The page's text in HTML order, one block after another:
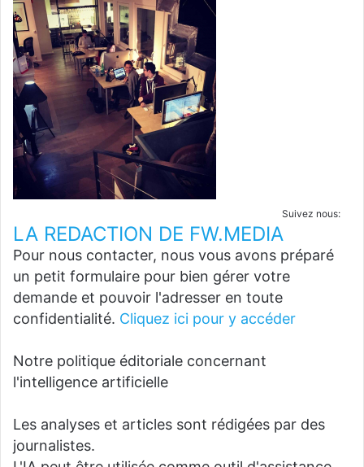
Suivez nous:
LA REDACTION DE FW.MEDIA
Pour nous contacter, nous vous avons préparé
un petit formulaire pour bien gérer votre
demande et pouvoir l'adresser en toute
confidentialité. Cliquez ici pour y accéder
Notre politique éditoriale concernant
l'intelligence artificielle
Les analyses et articles sont rédigées par des
journalistes.